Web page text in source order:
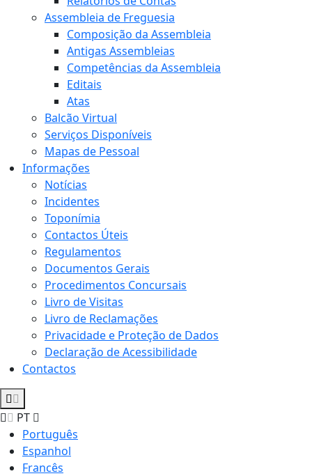
Assembleia de Freguesia
Composição da Assembleia
Antigas Assembleias
Competências da Assembleia
Editais
Atas
Balcão Virtual
Serviços Disponíveis
Mapas de Pessoal
Informações
Notícias
Incidentes
Toponímia
Contactos Úteis
Regulamentos
Documentos Gerais
Procedimentos Concursais
Livro de Visitas
Livro de Reclamações
Privacidade e Proteção de Dados
Declaração de Acessibilidade
Contactos
PT
Português
Espanhol
Francês